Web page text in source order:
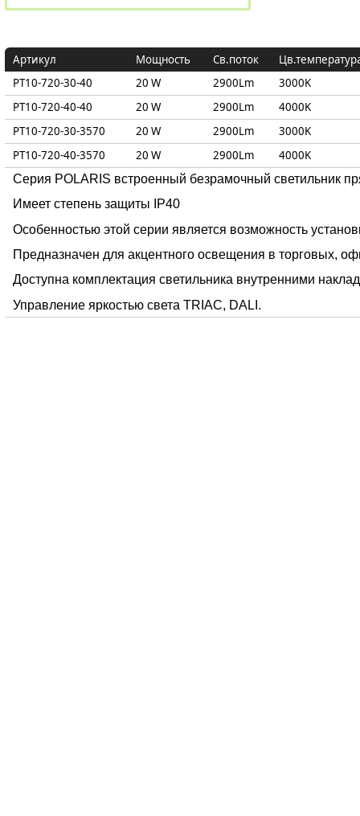
Артикул Мощность Св.поток
PT10-720-30-40
20 W 2900Lm
3000K
PT10-720-40-40
20 W 2900Lm
4000K
PT10-720-30-3570
20 W 2900Lm
3000K
PT10-720-40-3570
20 W 2900Lm 4000K
Серия POLARIS встроенный безрамочный светильник
Имеет степень защиты IP40
Особенностью этой серии является возможность
Предназначен для акцентного освещения в торговых,
Доступна комплектация светильника внутренними
Управление яркостью света TRIAC, DALI.